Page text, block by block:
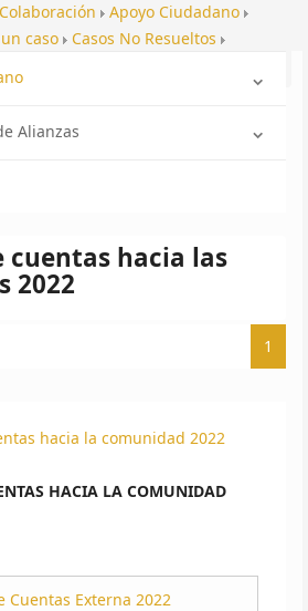
Colaboración
Apoyo Ciudadano
caso
Casos No Resueltos
hacia las comunidades 2022
Alianzas
cuentas hacia las
2022
1
HACIA LA COMUNIDAD
Cuentas Externa 2022